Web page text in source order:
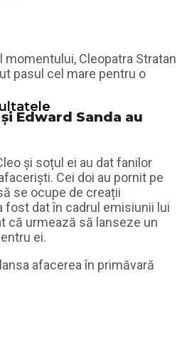
momentului, Cleopatra Stratan
pasul cel mare pentru o
Edward Sanda au
și soțul ei au dat fanilor
Cei doi au pornit pe
se ocupe de creații
fost dat în cadrul emisiunii lui
că urmează să lanseze un
ei.
afacerea în primăvară